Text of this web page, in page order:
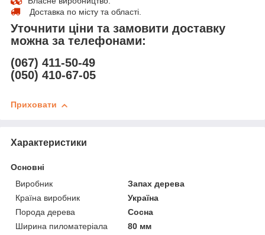
Доставка по місту та області.
Уточнити ціни та замовити доставку
можна за телефонами:
(067) 411-50-49
(050) 410-67-05
Приховати
Характеристики
Основні
Виробник
Запах дерева
Країна виробник
Україна
Порода дерева
Сосна
Ширина пиломатеріала
80 мм